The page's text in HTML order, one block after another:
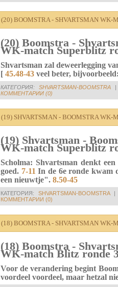
(20) BOOMSTRA - SHVARTSMAN WK-
(20) Boomstra -
WK-match Superblitz
Shvartsman zal deweerlegging
[ 45.48-43 veel beter, bijvoorbeeld:
КАТЕГОРИЯ: SHVARTSMAN-BOOMSTRA
КОММЕНТАРИИ (0)
(19) SHVARTSMAN - BOOMSTRA WK-
(19) Shvartsman -
WK-match Superblitz
Scholma: Shvartsman denkt
goed. 7-11 In de 6e ronde kwam
een nieuwtje". 8.50-45
КАТЕГОРИЯ: SHVARTSMAN-BOOMSTRA|
КОММЕНТАРИИ (0)
(18) BOOMSTRA - SHVARTSMAN WK-
(18) Boomstra -
WK-match Blitz ronde
Voor de verandering begint
voordeel voordeel, maar hetzal